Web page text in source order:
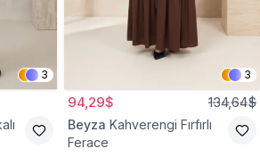
3 3
94,29$ 134,64$
Beyza Kahverengi Fırfırlı
Ferace